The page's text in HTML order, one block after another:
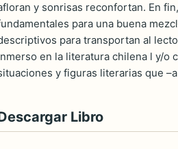
y sonrisas reconfortan. En
para una buena
para transportan al
en la literatura chilena l y/o
y figuras literarias que
Libro